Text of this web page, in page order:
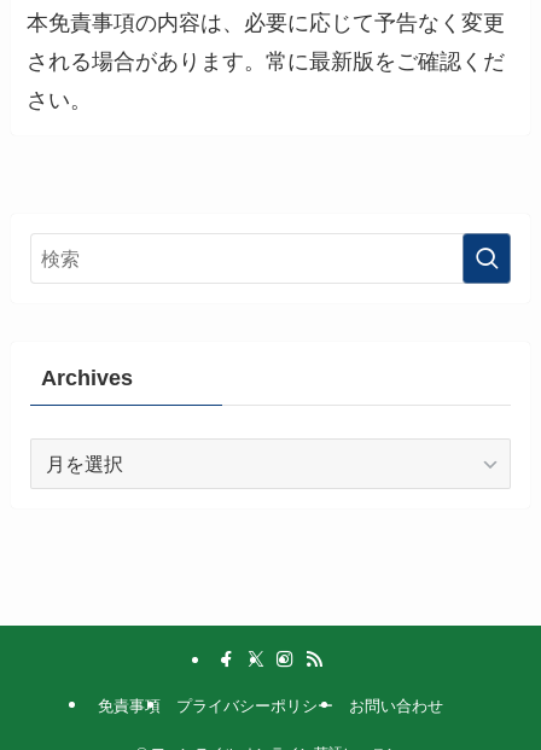
本免責事項の内容は、必要に応じて予告なく変更
される場合があります。常に最新版をご確認くだ
さい。
Archives
Archives
免責事項 プライバシーポリシー お問い合わせ